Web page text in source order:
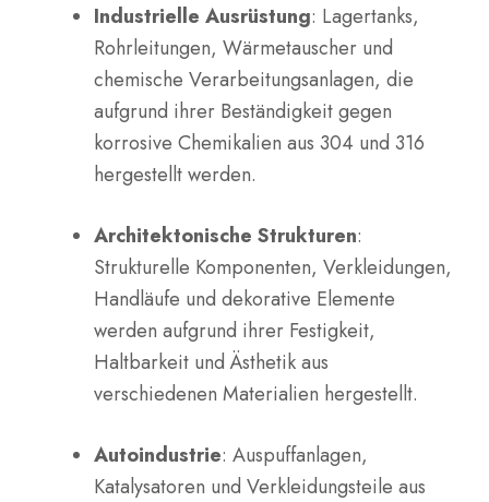
Industrielle Ausrüstung: Lagertanks,
Rohrleitungen, Wärmetauscher und
chemische Verarbeitungsanlagen, die
aufgrund ihrer Beständigkeit gegen
korrosive Chemikalien aus 304 und 316
hergestellt werden.
Architektonische Strukturen:
Strukturelle Komponenten, Verkleidungen,
Handläufe und dekorative Elemente
werden aufgrund ihrer Festigkeit,
Haltbarkeit und Ästhetik aus
verschiedenen Materialien hergestellt.
Autoindustrie: Auspuffanlagen,
Katalysatoren und Verkleidungsteile aus